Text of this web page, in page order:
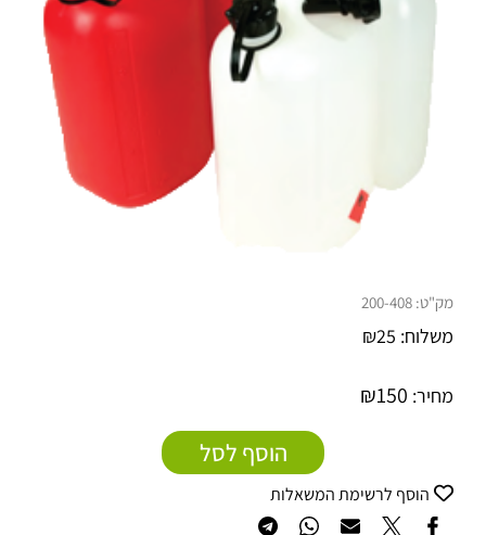
מק"ט: 200-408
משלוח: ₪25
מחיר: ₪150
הוסף לסל
הוסף לרשימת המשאלות